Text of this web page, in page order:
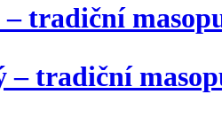
– tradiční
– tradiční